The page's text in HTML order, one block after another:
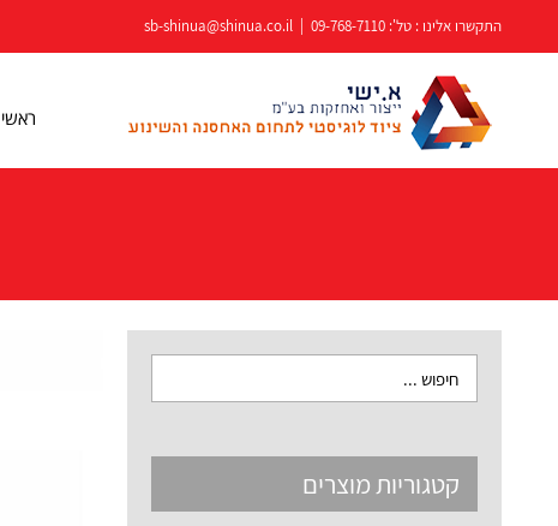
התקשרו אלינו : טל': 09-768-7110
sb-shinua@shinua.co.il
ראשי
קטגוריות מוצרים